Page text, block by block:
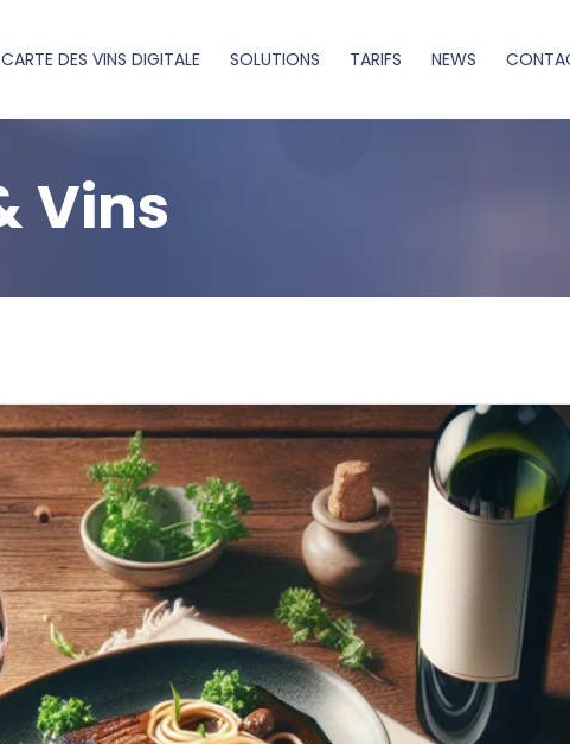
CARTE DES VINS DIGITALE SOLUTIONS TARIFS NEWS
Vins